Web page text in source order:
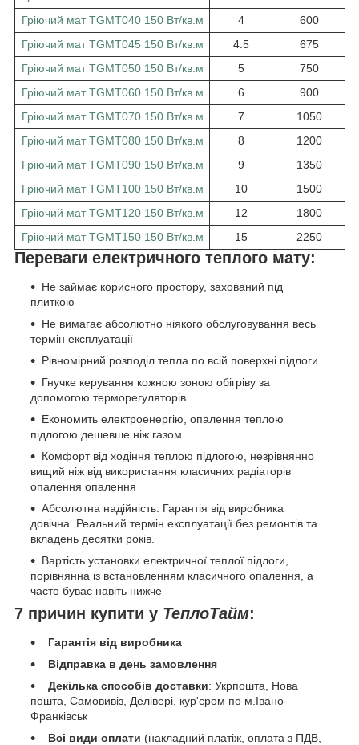
Гріючий мат TGMT040 150 Вт/кв.м
4
600
Гріючий мат TGMT045 150 Вт/кв.м
4.5
675
Гріючий мат TGMT050 150 Вт/кв.м
5
750
Гріючий мат TGMT060 150 Вт/кв.м
6
900
Гріючий мат TGMT070 150 Вт/кв.м
7
1050
Гріючий мат TGMT080 150 Вт/кв.м
8
1200
Гріючий мат TGMT090 150 Вт/кв.м
9
1350
Гріючий мат TGMT100 150 Вт/кв.м
10
1500
Гріючий мат TGMT120 150 Вт/кв.м
12
1800
Гріючий мат TGMT150 150 Вт/кв.м
15 2250
Переваги електричного теплого мату:
Не займає корисного простору, захований під
плиткою
Не вимагає абсолютно ніякого обслуговування весь
термін експлуатації
Рівномірний розподіл тепла по всій поверхні підлоги
Гнучке керування кожною зоною обігріву за
допомогою терморегуляторів
Економить електроенергію, опалення теплою
підлогою дешевше ніж газом
Комфорт від ходіння теплою підлогою, незрівнянно
вищий ніж від використання класичних радіаторів
опалення опалення
Абсолютна надійність. Гарантія від виробника
довічна. Реальний термін експлуатації без ремонтів та
вкладень десятки років.
Вартість установки електричної теплої підлоги,
порівнянна із встановленням класичного опалення, а
часто буває навіть нижче
7 причин купити у ТеплоТайм:
Гарантія від виробника
Відправка в день замовлення
Декілька способів доставки: Укрпошта, Нова
пошта, Самовивіз, Делівері, кур'єром по м.Івано-
Франківськ
Всі види оплати (накладний платіж, оплата з ПДВ,